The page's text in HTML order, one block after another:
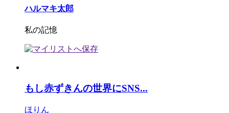
ハルマキ太郎
私の記憶
もし赤ずきんの世界にSNS...
ほりん